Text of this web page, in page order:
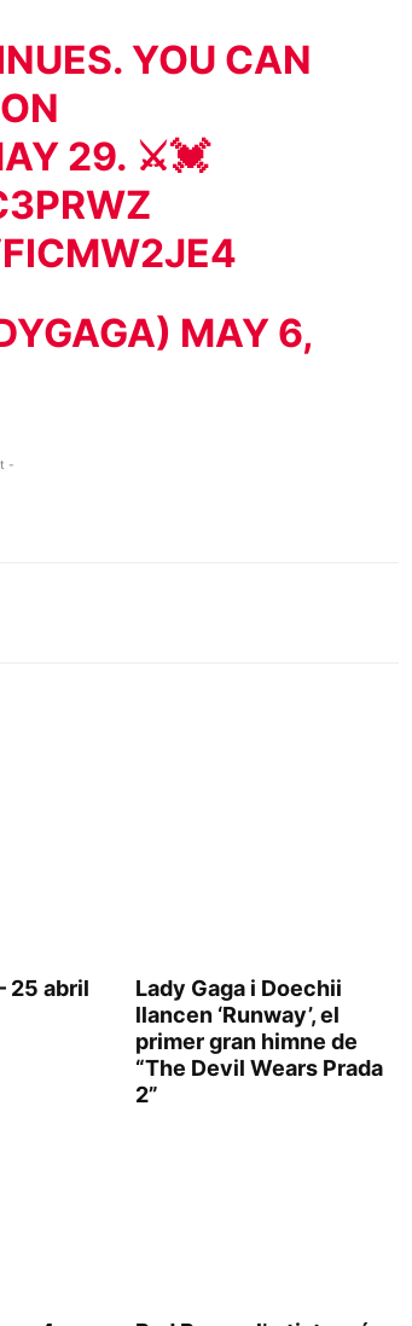
YOU CAN
29. ⚔️💓
MAY 6,
-
25 abril
Lady Gaga i Doechii
llancen ‘Runway’, el
primer gran himne de
“The Devil Wears Prada
2”